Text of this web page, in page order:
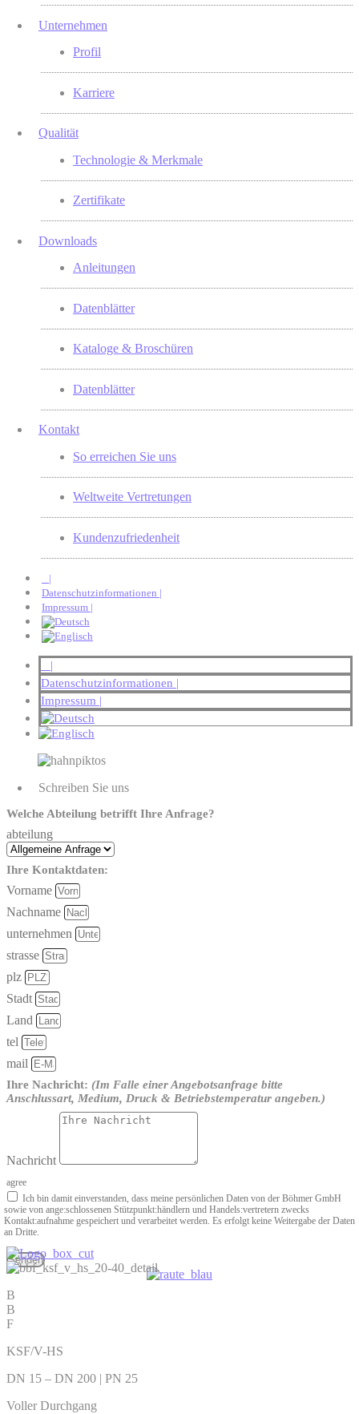
Unternehmen
Profil
Karriere
Qualität
Technologie & Merkmale
Zertifikate
Downloads
Anleitungen
Datenblätter
Kataloge & Broschüren
Datenblätter
Kontakt
So erreichen Sie uns
Weltweite Vertretungen
Kundenzufriedenheit
|
Datenschutzinformationen |
Impressum |
|
Datenschutzinformationen |
Impressum |
Schreiben Sie uns
Welche Abteilung betrifft Ihre Anfrage?
abteilung
Ihre Kontaktdaten:
Vorname
Nachname
unternehmen
strasse
plz
Stadt
Land
tel
mail
Ihre Nachricht: (Im Falle einer Angebotsanfrage bitte
Anschlussart, Medium, Druck & Betriebstemperatur angeben.)
Nachricht
agree
Ich bin damit einverstanden, dass meine persönlichen Daten von der Böhmer GmbH
sowie von ange­:schlossenen Stützpunkt­:händlern und Handels­:vertretern zwecks
Kontakt­:aufnahme gespeichert und verarbeitet werden. Es erfolgt keine Weitergabe der Daten
an Dritte.
Senden
B
B
F
KSF/V-HS
DN 15 – DN 200 | PN 25
Voller Durchgang